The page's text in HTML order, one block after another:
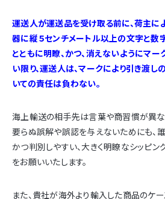
運送人が運送品を受け取る前に、荷主に
器に縦５センチメートル以上の文字と数
とともに明瞭、かつ、消えないようにマ
い限り、運送人は、マークにより引き渡
いての責任は負わない。
海上輸送の相手先は言葉や商習慣が異な
要らぬ誤解や誤認を与えないためにも、
かつ判別しやすい、大きく明瞭なシッピ
をお願いいたします。
また、貴社が海外より輸入した商品のケ